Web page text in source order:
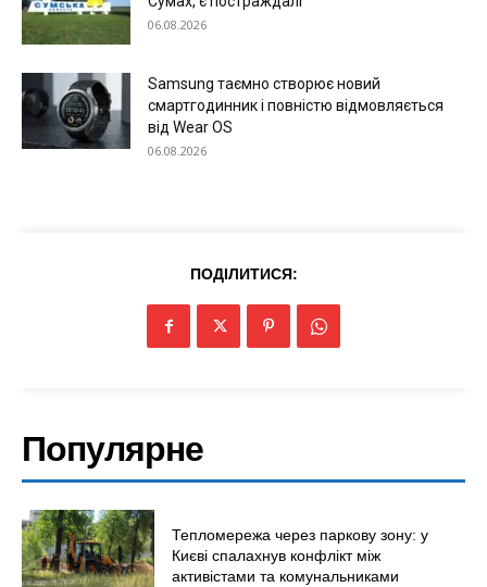
Меню
Київ
Україна
06.08.2026
Samsung таємно створює новий
смартгодинник і повністю відмовляється
від Wear OS
06.08.2026
ПОДІЛИТИСЯ:
Популярне
Тепломережа через паркову зону: у
Києві спалахнув конфлікт між
активістами та комунальниками